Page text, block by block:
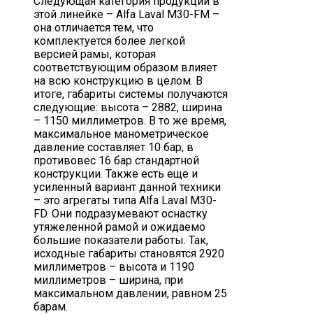
этой линейке – Alfa Laval M30-FM –
она отличается тем, что
комплектуется более легкой
версией рамы, которая
соответствующим образом влияет
на всю конструкцию в целом. В
итоге, габариты системы получаются
следующие: высота – 2882, ширина
– 1150 миллиметров. В то же время,
максимальное манометрическое
давление составляет 10 бар, в
противовес 16 бар стандартной
конструкции. Также есть еще и
усиленный вариант данной техники
– это агрегаты типа Alfa Laval M30-
FD. Они подразумевают оснастку
утяжеленной рамой и ожидаемо
большие показатели работы. Так,
исходные габариты становятся 2920
миллиметров – высота и 1190
миллиметров – ширина, при
максимальном давлении, равном 25
барам.